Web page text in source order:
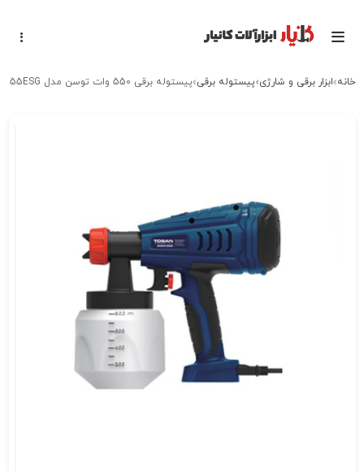
خانه ابزار برقی و شارژی پیستوله برقی پیستوله برقی 550 وات توسن مدل 2055ESG